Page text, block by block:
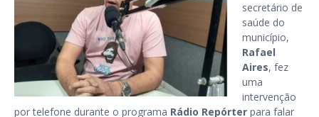
secretário de
saúde do
município,
Rafael
Aires, fez
uma
intervenção
por telefone durante o programa Rádio Repórter para falar